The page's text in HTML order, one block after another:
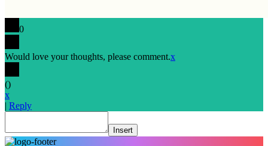
0
Would love your thoughts, please comment.x
()
x
| Reply
Insert